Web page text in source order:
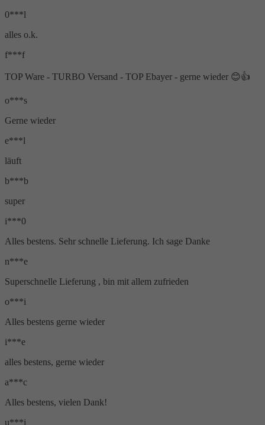
0***l
alles o.k.
f***f
TOP Ware - TURBO Versand - TOP Ebayer - gerne wieder 😊👍
o***s
Gerne wieder
e***l
läuft
b***b
super
i***0
Alles bestens. Sehr schnelle Lieferung. Ich sage Danke
n***e
Superschnelle Lieferung , bin mit allem zufrieden
o***i
Alles bestens gerne wieder
i***e
alles bestens, gerne wieder
a***c
Alles bestens, vielen Dank!
u***j